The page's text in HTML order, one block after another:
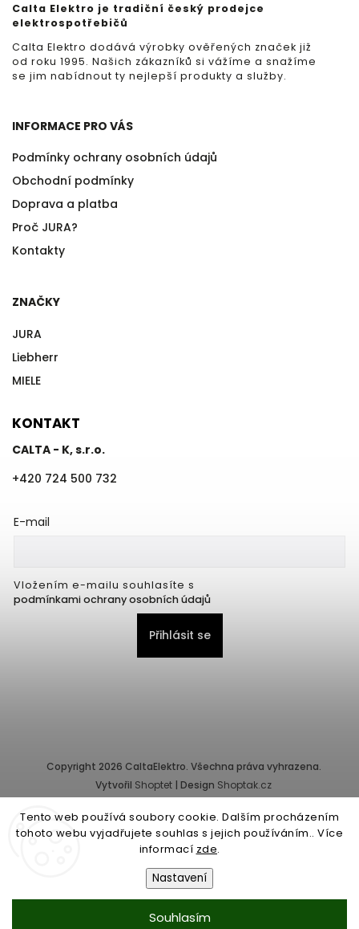
Tento web používá soubory cookie. Dalším procházením
tohoto webu vyjadřujete souhlas s jejich používáním.. Více
informací zde.
Nastavení
Souhlasím
Calta Elektro je tradiční český prodejce
elektrospotřebičů
Calta Elektro dodává výrobky ověřených značek již
od roku 1995. Našich zákazníků si vážíme a snažíme
se jim nabídnout ty nejlepší produkty a služby.
INFORMACE PRO VÁS
Podmínky ochrany osobních údajů
Obchodní podmínky
Doprava a platba
Proč JURA?
Kontakty
ZNAČKY
JURA
Liebherr
MIELE
KONTAKT
CALTA - K, s.r.o.
+420 724 500 732
E-mail
Vložením e-mailu souhlasíte s
podmínkami ochrany osobních údajů
Přihlásit se
Copyright 2026 CaltaElektro. Všechna práva vyhrazena.
Vytvořil Shoptet | Design Shoptak.cz
Provozovatel e-shopu: CALTA - K, s.r.o., IČ: 25155822, Pernerova
10/32, Karlín, 186 00 Praha.
Společnost je zapsána v obchodním rejstříku vedeném Městským
soudem v Praze - oddíl C, vložka 87218.